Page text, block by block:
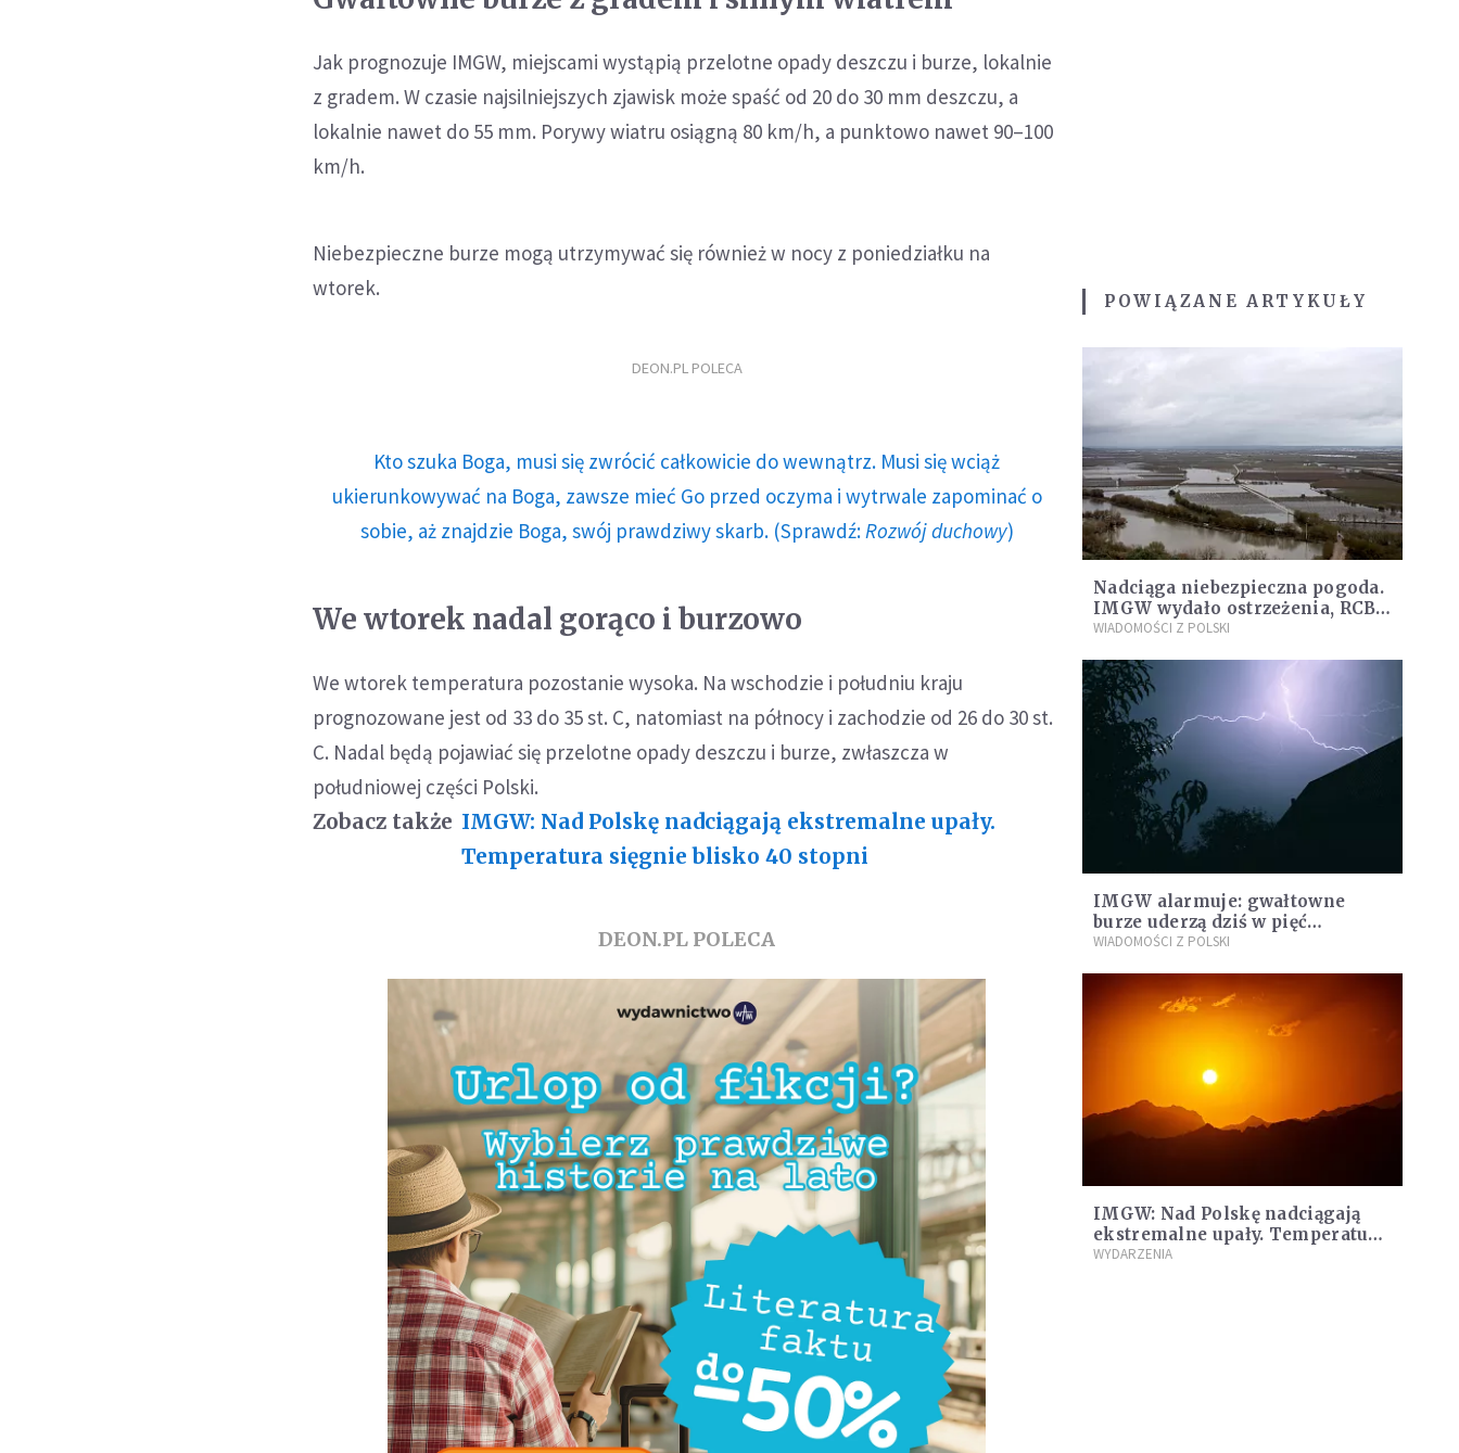
Jak prognozuje IMGW, miejscami wystąpią przelotne opady deszczu i burze, lokalnie
z gradem. W czasie najsilniejszych zjawisk może spaść od 20 do 30 mm deszczu, a
lokalnie nawet do 55 mm. Porywy wiatru osiągną 80 km/h, a punktowo nawet 90–100
km/h.
Niebezpieczne burze mogą utrzymywać się również w nocy z poniedziałku na
wtorek.
DEON.PL POLECA
Kto szuka Boga, musi się zwrócić całkowicie do wewnątrz. Musi się wciąż
ukierunkowywać na Boga, zawsze mieć Go przed oczyma i wytrwale zapominać o
sobie, aż znajdzie Boga, swój prawdziwy skarb. (Sprawdź: Rozwój duchowy)
We wtorek nadal gorąco i burzowo
We wtorek temperatura pozostanie wysoka. Na wschodzie i południu kraju
prognozowane jest od 33 do 35 st. C, natomiast na północy i zachodzie od 26 do 30 st.
C. Nadal będą pojawiać się przelotne opady deszczu i burze, zwłaszcza w
południowej części Polski.
Zobacz także IMGW: Nad Polskę nadciągają ekstremalne upały.
Temperatura sięgnie blisko 40 stopni
DEON.PL POLECA
POWIĄZANE ARTYKUŁY
Nadciąga niebezpieczna pogoda.
IMGW wydało ostrzeżenia, RCB
apeluje o ostrożność
WIADOMOŚCI Z POLSKI
IMGW alarmuje: gwałtowne
burze uderzą dziś w pięć
województw. Możliwy grad i
WIADOMOŚCI Z POLSKI
IMGW: Nad Polskę nadciągają
ekstremalne upały. Temperatura
sięgnie blisko 40 stopni
WYDARZENIA